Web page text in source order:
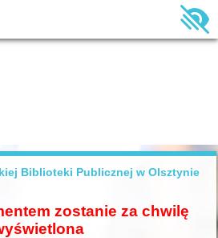
Biblioteki Publicznej w Olsztynie
zostanie za chwilę